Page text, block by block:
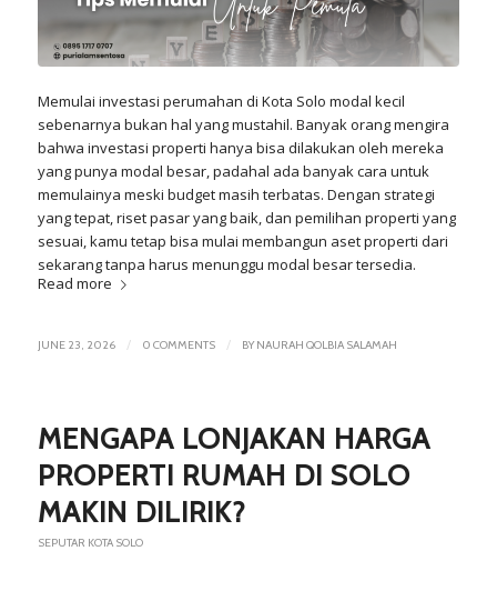
Memulai investasi perumahan di Kota Solo modal kecil
sebenarnya bukan hal yang mustahil. Banyak orang mengira
bahwa investasi properti hanya bisa dilakukan oleh mereka
yang punya modal besar, padahal ada banyak cara untuk
memulainya meski budget masih terbatas. Dengan strategi
yang tepat, riset pasar yang baik, dan pemilihan properti yang
sesuai, kamu tetap bisa mulai membangun aset properti dari
sekarang tanpa harus menunggu modal besar tersedia.
Read more
JUNE 23, 2026 / 0 COMMENTS / BYNAURAH QOLBIA SALAMAH
MENGAPA LONJAKAN HARGA
PROPERTI RUMAH DI SOLO
MAKIN DILIRIK?
SEPUTAR KOTA SOLO